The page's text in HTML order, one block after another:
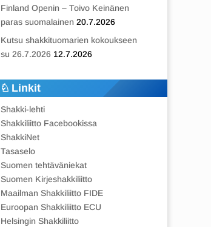
Finland Openin – Toivo Keinänen
paras suomalainen 20.7.2026
Kutsu shakkituomarien kokoukseen
su 26.7.2026 12.7.2026
Linkit
Shakki-lehti
Shakkiliitto Facebookissa
ShakkiNet
Tasaselo
Suomen tehtäväniekat
Suomen Kirjeshakkiliitto
Maailman Shakkiliitto FIDE
Euroopan Shakkiliitto ECU
Helsingin Shakkiliitto